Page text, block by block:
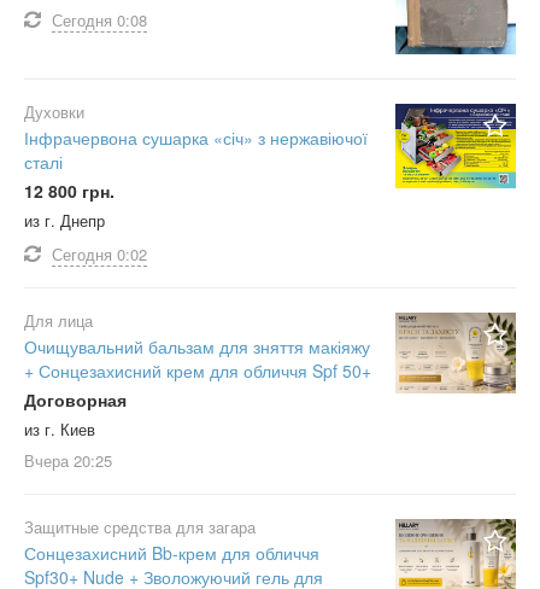
Сегодня 0:08
Духовки
Інфрачервона сушарка «січ» з нержавіючої
сталі
12 800 грн.
из г. Днепр
Сегодня 0:02
Для лица
Очищувальний бальзам для зняття макіяжу
+ Сонцезахисний крем для обличчя Spf 50+
Договорная
из г. Киев
Вчера 20:25
Защитные средства для загара
Сонцезахисний Bb-крем для обличчя
Spf30+ Nude + Зволожуючий гель для